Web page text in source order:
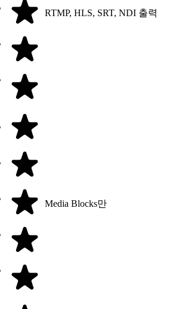
RTMP, HLS, SRT, NDI 출력
Media Blocks만